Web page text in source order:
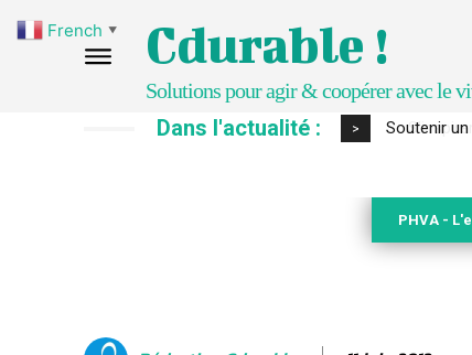
Cdurable !
Solutions pour agir & coopérer avec le
Dans l'actualité : > S’inspirer
PHVA -
French ▼